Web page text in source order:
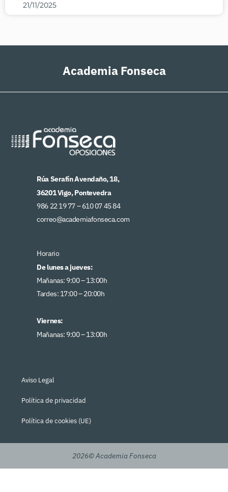
21/11/2025
Academia Fonseca
Rúa Serafín Avendaño, 18,
36201 Vigo, Pontevedra
986 22 19 77 –610 07 45 84
correo@academiafonseca.com
Horario
De lunes a jueves:
Mañanas: 9:00 – 13:00h
Tardes: 17:00 – 20:00h
Viernes:
Mañanas: 9:00 – 13:00h
Aviso Legal
Política de privacidad
Política de cookies (UE)
2026© Academia Fonseca